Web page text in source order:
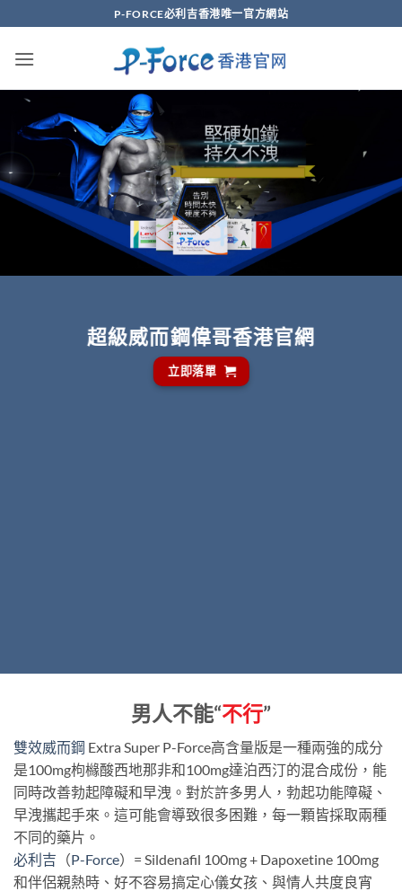
to
content
P-FORCE必利吉香港唯一官方網站
超級威而鋼偉哥香港官網
立即落單
男人不能“不行”
雙效威而鋼 Extra Super P-Force高含量版是一種兩強的成分
是100mg枸櫞酸西地那非和100mg達泊西汀的混合成份，能
同時改善勃起障礙和早洩。對於許多男人，勃起功能障礙、
早洩攜起手來。這可能會導致很多困難，每一顆皆採取兩種
不同的藥片。
必利吉 （P-Force）= Sildenafil 100mg + Dapoxetine 100mg
和伴侶親熱時、好不容易搞定心儀女孩、與情人共度良宵